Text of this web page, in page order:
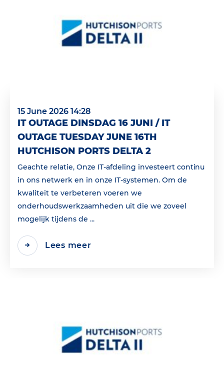
15 June 2026 14:28
IT OUTAGE DINSDAG 16 JUNI / IT
OUTAGE TUESDAY JUNE 16TH
HUTCHISON PORTS DELTA 2
Geachte relatie, Onze IT-afdeling investeert continu
in ons netwerk en in onze IT-systemen. Om de
kwaliteit te verbeteren voeren we
onderhoudswerkzaamheden uit die we zoveel
mogelijk tijdens de ...
Lees meer